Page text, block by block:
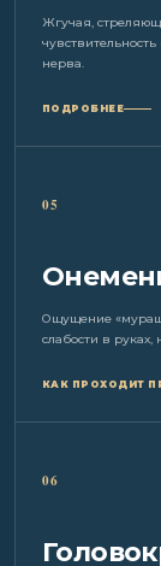
Жгучая,
нерва.
ПОДРОБНЕЕ
05
Ощущение
слабости в руках,
КАК ПРОХОДИТ
06